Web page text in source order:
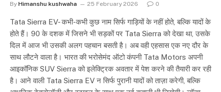
By Himanshu kushwaha 25 February 2026 0
Tata Sierra EV- कभी-कभी कुछ नाम सिर्फ गाड़ियों के नहीं होते, बल्कि यादों के
होते हैं। 90 के दशक में जिसने भी सड़कों पर Tata Sierra को देखा था, उसके
दिल में आज भी उसकी अलग पहचान बसती है। अब वही एहसास एक नए दौर के
साथ लौटने वाला है। भारत की भरोसेमंद ऑटो कंपनी Tata Motors अपनी
आइकॉनिक SUV Sierra को इलेक्ट्रिक अवतार में पेश करने की तैयारी कर रही
है। आने वाली Tata Sierra EV न सिर्फ पुरानी यादों को ताज़ा करेगी, बल्कि